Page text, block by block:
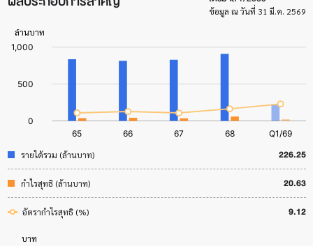
ข้อมูล ณ วันที่ 31 มี.ค. 2569
รายได้รวม (ล้านบาท) 226.25
กำไรสุทธิ (ล้านบาท) 20.63
อัตรากำไรสุทธิ (%) 9.12